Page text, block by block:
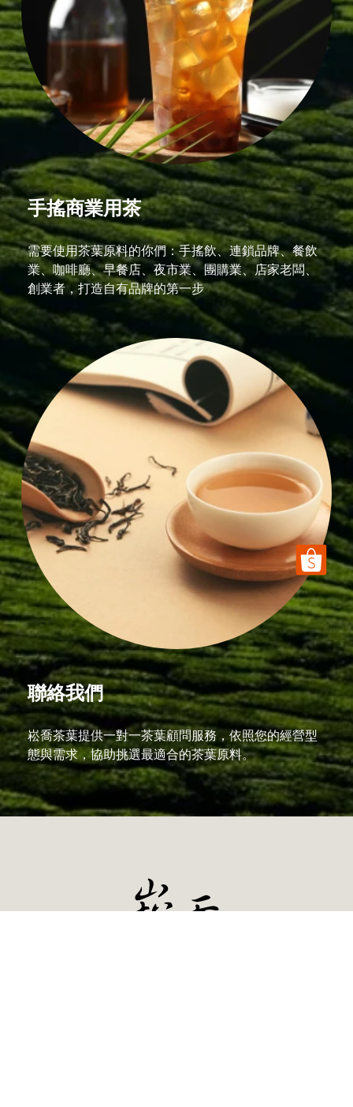
手搖商業用茶
需要使用茶葉原料的你們：手搖飲、連鎖品牌、餐飲
業、咖啡廳、早餐店、夜市業、團購業、店家老闆、
創業者，打造自有品牌的第一步
聯絡我們
崧喬茶葉提供一對一茶葉顧問服務，依照您的經營型
態與需求，協助挑選最適合的茶葉原料。